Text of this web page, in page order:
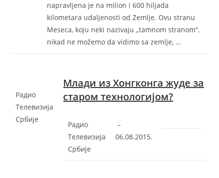
napravljena je na milion i 600 hiljada
kilometara udaljenosti od Zemlje. Ovu stranu
Meseca, koju neki nazivaju „tamnom stranom“,
nikad ne možemo da vidimo sa zemlje, …
Радио
Телевизија
Србије
Млади из Хонгконга жуде за
старом технологијом?
Радио
Телевизија
Србије
–
‎06.08.2015.‎